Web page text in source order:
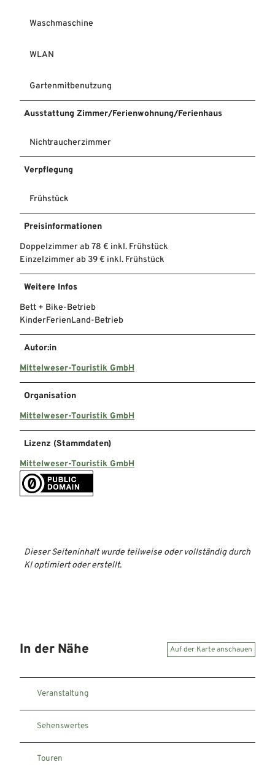
Waschmaschine
WLAN
Gartenmitbenutzung
Ausstattung Zimmer/Ferienwohnung/Ferienhaus
Nichtraucherzimmer
Verpflegung
Frühstück
Preisinformationen
Doppelzimmer ab 78 € inkl. Frühstück
Einzelzimmer ab 39 € inkl. Frühstück
Weitere Infos
Bett + Bike-Betrieb
KinderFerienLand-Betrieb
Autor:in
Mittelweser-Touristik GmbH
Organisation
Mittelweser-Touristik GmbH
Lizenz (Stammdaten)
Mittelweser-Touristik GmbH
Dieser Seiteninhalt wurde teilweise oder vollständig durch
KI optimiert oder erstellt.
In der Nähe Auf der Karte anschauen
Veranstaltung
Sehenswertes
Touren